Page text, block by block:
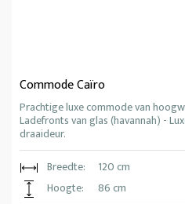
Commode Caïro
Prachtige luxe commode van
Ladefronts van glas (havannah) -
draaideur.
Breedte:
120 cm
Hoogte:
86 cm